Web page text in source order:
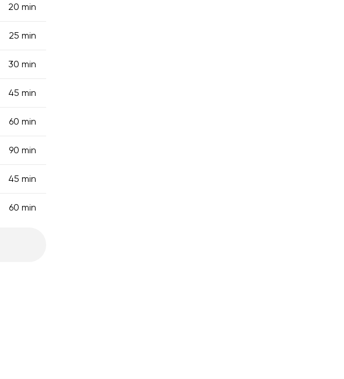
20 min
25 min
30 min
45 min
60 min
90 min
45 min
60 min